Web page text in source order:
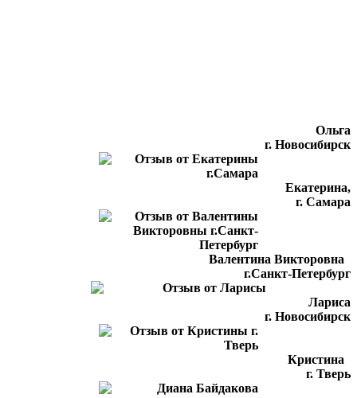
Ольга
г. Новосибирск
Екатерина,
г. Самара
Валентина Викторовна
г.Санкт-Петербург
Лариса
г. Новосибирск
Кристина
г. Тверь